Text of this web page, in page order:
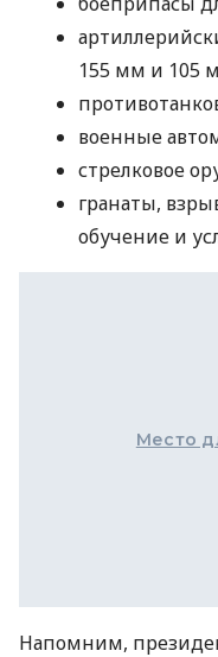
155 мм и 105
военные
стрелковое
гранаты,
обучение и
Место
Напомним,